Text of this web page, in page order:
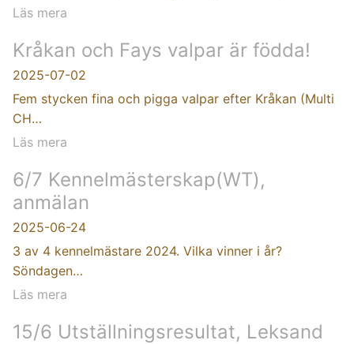
Läs mera
Kråkan och Fays valpar är födda!
2025-07-02
Fem stycken fina och pigga valpar efter Kråkan (Multi
CH…
Läs mera
6/7 Kennelmästerskap(WT),
anmälan
2025-06-24
3 av 4 kennelmästare 2024. Vilka vinner i år?
Söndagen…
Läs mera
15/6 Utställningsresultat, Leksand